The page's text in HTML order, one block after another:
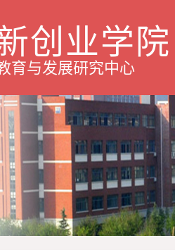
创业学院
育与发展研究中心